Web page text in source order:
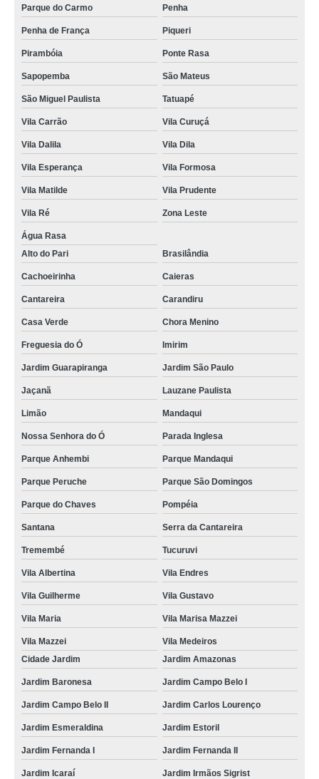
Parque do Carmo Penha
Penha de França Piqueri
Pirambóia Ponte Rasa
Sapopemba São Mateus
São Miguel Paulista Tatuapé
Vila Carrão Vila Curuçá
Vila Dalila Vila Dila
Vila Esperança Vila Formosa
Vila Matilde Vila Prudente
Vila Ré Zona Leste
Água Rasa
Alto do Pari
Brasilândia
Cachoeirinha Caieras
Cantareira Carandiru
Casa Verde Chora Menino
Freguesia do Ó Imirim
Jardim Guarapiranga Jardim São Paulo
Jaçanã Lauzane Paulista
Limão Mandaqui
Nossa Senhora do Ó Parada Inglesa
Parque Anhembi Parque Mandaqui
Parque Peruche Parque São Domingos
Parque do Chaves Pompéia
Santana Serra da Cantareira
Tremembé Tucuruvi
Vila Albertina Vila Endres
Vila Guilherme Vila Gustavo
Vila Maria Vila Marisa Mazzei
Vila Mazzei
Vila Medeiros
Cidade Jardim
Jardim Amazonas
Jardim Baronesa Jardim Campo Belo I
Jardim Campo Belo II Jardim Carlos Lourenço
Jardim Esmeraldina Jardim Estoril
Jardim Fernanda I Jardim Fernanda II
Jardim Icaraí Jardim Irmãos Sigrist